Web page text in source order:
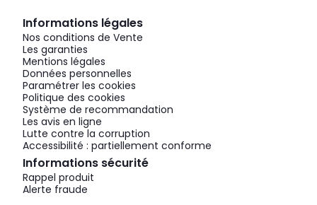
Informations légales
Nos conditions de Vente
Les garanties
Mentions légales
Données personnelles
Paramétrer les cookies
Politique des cookies
Système de recommandation
Les avis en ligne
Lutte contre la corruption
Accessibilité : partiellement conforme
Informations sécurité
Rappel produit
Alerte fraude